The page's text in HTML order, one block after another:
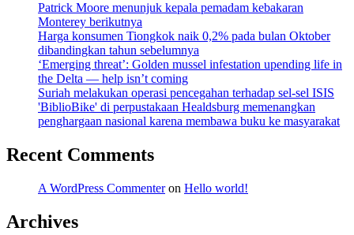
Patrick Moore menunjuk kepala pemadam kebakaran
Monterey berikutnya
Harga konsumen Tiongkok naik 0,2% pada bulan Oktober
dibandingkan tahun sebelumnya
‘Emerging threat’: Golden mussel infestation upending life in
the Delta — help isn’t coming
Suriah melakukan operasi pencegahan terhadap sel-sel ISIS
'BiblioBike' di perpustakaan Healdsburg memenangkan
penghargaan nasional karena membawa buku ke masyarakat
Recent Comments
A WordPress Commenteron Hello world!
Archives